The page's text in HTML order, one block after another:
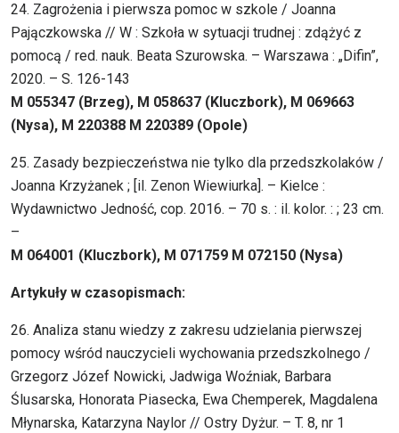
24. Zagrożenia i pierwsza pomoc w szkole / Joanna
Pajączkowska // W : Szkoła w sytuacji trudnej : zdążyć z
pomocą / red. nauk. Beata Szurowska. – Warszawa : „Difin”,
2020. – S. 126-143
M 055347 (Brzeg), M 058637 (Kluczbork), M 069663
(Nysa), M 220388 M 220389 (Opole)
25. Zasady bezpieczeństwa nie tylko dla przedszkolaków /
Joanna Krzyżanek ; [il. Zenon Wiewiurka]. – Kielce :
Wydawnictwo Jedność, cop. 2016. – 70 s. : il. kolor. : ; 23 cm.
–
M 064001 (Kluczbork), M 071759 M 072150 (Nysa)
Artykuły w czasopismach:
26. Analiza stanu wiedzy z zakresu udzielania pierwszej
pomocy wśród nauczycieli wychowania przedszkolnego /
Grzegorz Józef Nowicki, Jadwiga Woźniak, Barbara
Ślusarska, Honorata Piasecka, Ewa Chemperek, Magdalena
Młynarska, Katarzyna Naylor // Ostry Dyżur. – T. 8, nr 1